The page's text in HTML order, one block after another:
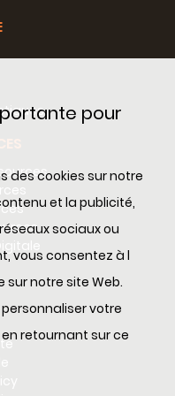
pour
des cookies sur notre
et la publicité,
sociaux ou
vous consentez à l
notre site Web.
votre
retournant sur ce
« Blu Marine
« COSPE. »